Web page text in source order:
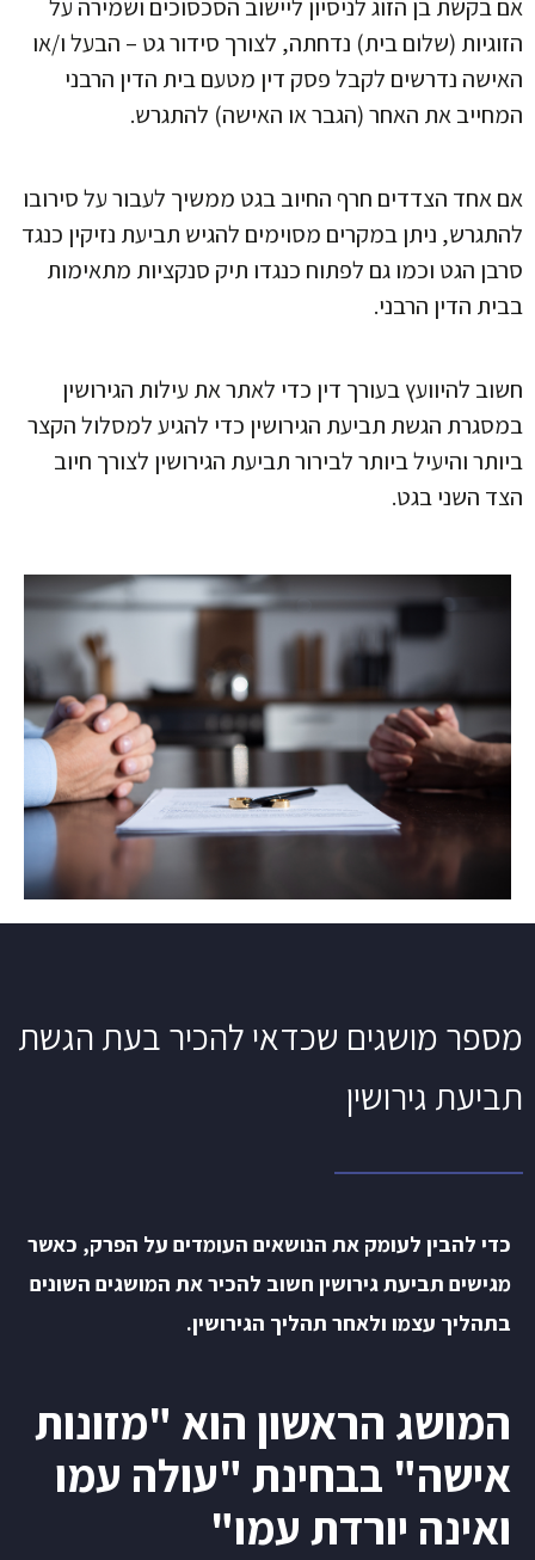
אם בקשת בן הזוג לניסיון ליישוב הסכסוכים ושמירה על
הזוגיות (שלום בית) נדחתה, לצורך סידור גט – הבעל ו/או
האישה נדרשים לקבל פסק דין מטעם בית הדין הרבני
המחייב את האחר (הגבר או האישה) להתגרש.
אם אחד הצדדים חרף החיוב בגט ממשיך לעבור על סירובו
להתגרש, ניתן במקרים מסוימים להגיש תביעת נזיקין כנגד
סרבן הגט וכמו גם לפתוח כנגדו תיק סנקציות מתאימות
בבית הדין הרבני.
חשוב להיוועץ בעורך דין כדי לאתר את עילות הגירושין
במסגרת הגשת תביעת הגירושין כדי להגיע למסלול הקצר
ביותר והיעיל ביותר לבירור תביעת הגירושין לצורך חיוב
הצד השני בגט.
מספר מושגים שכדאי להכיר בעת הגשת
תביעת גירושין
כדי להבין לעומק את הנושאים העומדים על הפרק, כאשר
מגישים תביעת גירושין חשוב להכיר את המושגים השונים
בתהליך עצמו ולאחר תהליך הגירושין.
המושג הראשון הוא "מזונות
אישה" בבחינת "עולה עמו
ואינה יורדת עמו"